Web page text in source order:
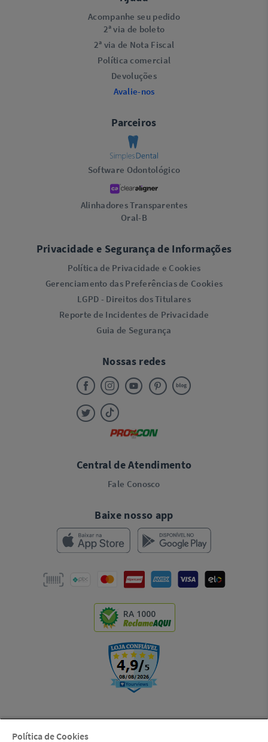
Acompanhe seu pedido
2ª via de boleto
2ª via de Nota Fiscal
Política comercial
Devoluções
Avalie-nos
Parceiros
Software Odontológico
Alinhadores Transparentes
Oral-B
Privacidade e Segurança de Informações
Política de Privacidade e Cookies
Gerenciamento das Preferências de Cookies
LGPD - Direitos dos Titulares
Reporte de Incidentes de Privacidade
Guia de Segurança
Nossas redes
Central de Atendimento
Fale Conosco
Baixe nosso app
RA 1000
Política de Cookies